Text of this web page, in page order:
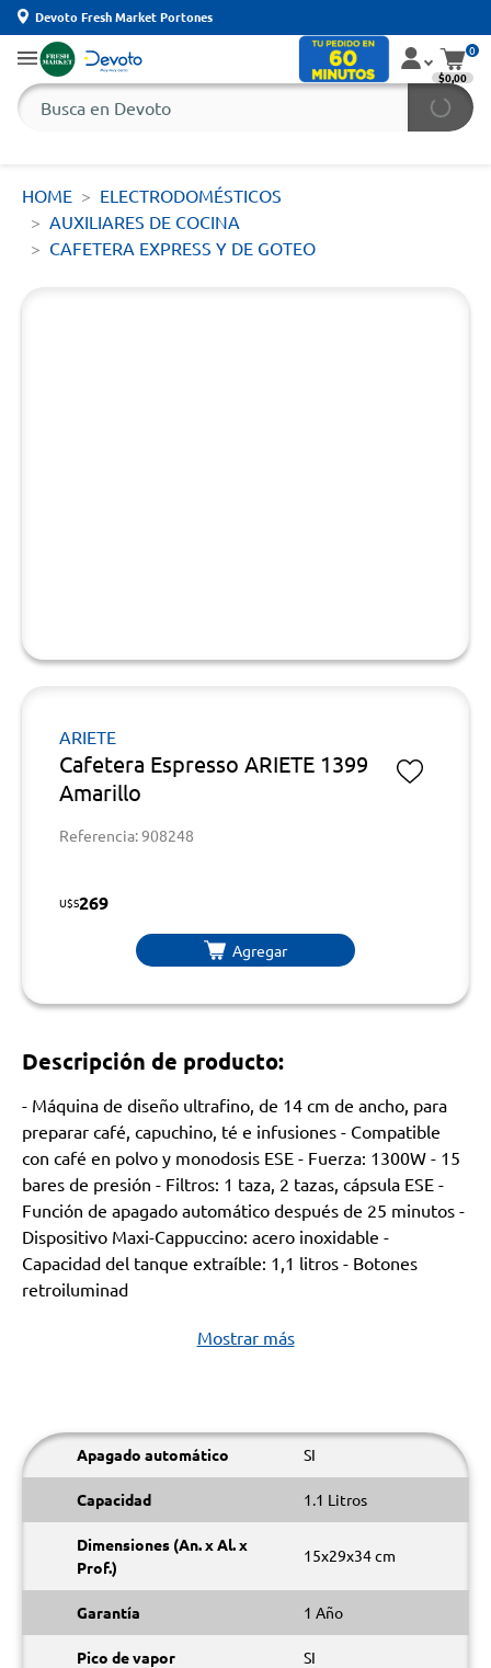
Devoto Fresh Market Portones
0
$0,00
HOME
ELECTRODOMÉSTICOS
AUXILIARES DE COCINA
CAFETERA EXPRESS Y DE GOTEO
ARIETE
Cafetera Espresso ARIETE 1399
Amarillo
Referencia: 908248
U$S269
Agregar
Descripción de producto:
- Máquina de diseño ultrafino, de 14 cm de ancho, para
preparar café, capuchino, té e infusiones - Compatible
con café en polvo y monodosis ESE - Fuerza: 1300W - 15
bares de presión - Filtros: 1 taza, 2 tazas, cápsula ESE -
Función de apagado automático después de 25 minutos -
Dispositivo Maxi-Cappuccino: acero inoxidable -
Capacidad del tanque extraíble: 1,1 litros - Botones
retroiluminad
Mostrar más
Apagado automático SI
Capacidad 1.1 Litros
Dimensiones (An. x Al. x
Prof.)
15x29x34 cm
Garantía 1 Año
Pico de vapor SI